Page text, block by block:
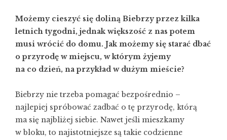
Możemy cieszyć się doliną Biebrzy przez kilka
letnich tygodni, jednak większość z nas potem
musi wrócić do domu. Jak możemy się starać dbać
o przyrodę w miejscu, w którym żyjemy
na co dzień, na przykład w dużym mieście?
Biebrzy nie trzeba pomagać bezpośrednio –
najlepiej spróbować zadbać o tę przyrodę, którą
ma się najbliżej siebie. Nawet jeśli mieszkamy
w bloku, to najistotniejsze są takie codzienne